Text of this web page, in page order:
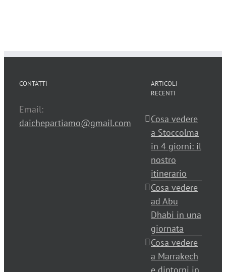
CONTATTI
Email:
daichepartiamo@gmail.com
ARTICOLI
RECENTI
Cosa vedere
a Stoccolma
in 4 giorni: il
nostro
itinerario
Cosa vedere
ad Abu
Dhabi in una
giornata
Cosa vedere
a Marrakech